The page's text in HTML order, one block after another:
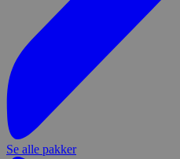
Se alle pakker